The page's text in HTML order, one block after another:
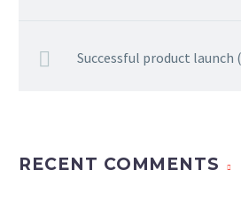
Successful product launch
RECENT COMMENTS